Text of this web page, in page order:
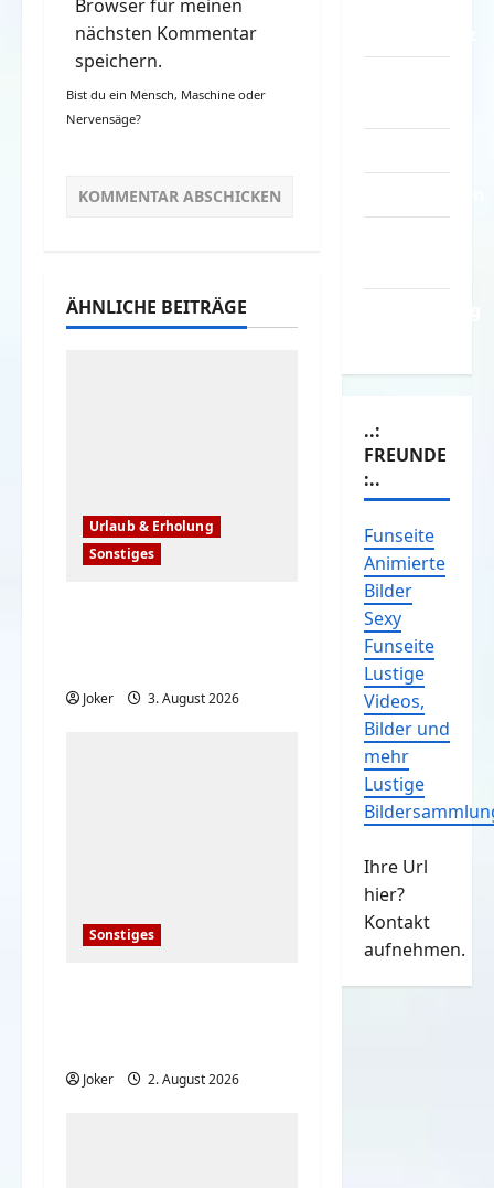
Browser für meinen
nächsten Kommentar
speichern.
Bist du ein Mensch, Maschine oder
Nervensäge?
ÄHNLICHE BEITRÄGE
Urlaub & Erholung
Sonstiges
Joker 3. August 2026
Sonstiges
Joker 2. August 2026
..:
FREUNDE
:..
Funseite
Animierte
Bilder
Sexy
Funseite
Lustige
Videos,
Bilder und
mehr
Lustige
Ihre Url
hier?
Kontakt
aufnehmen.